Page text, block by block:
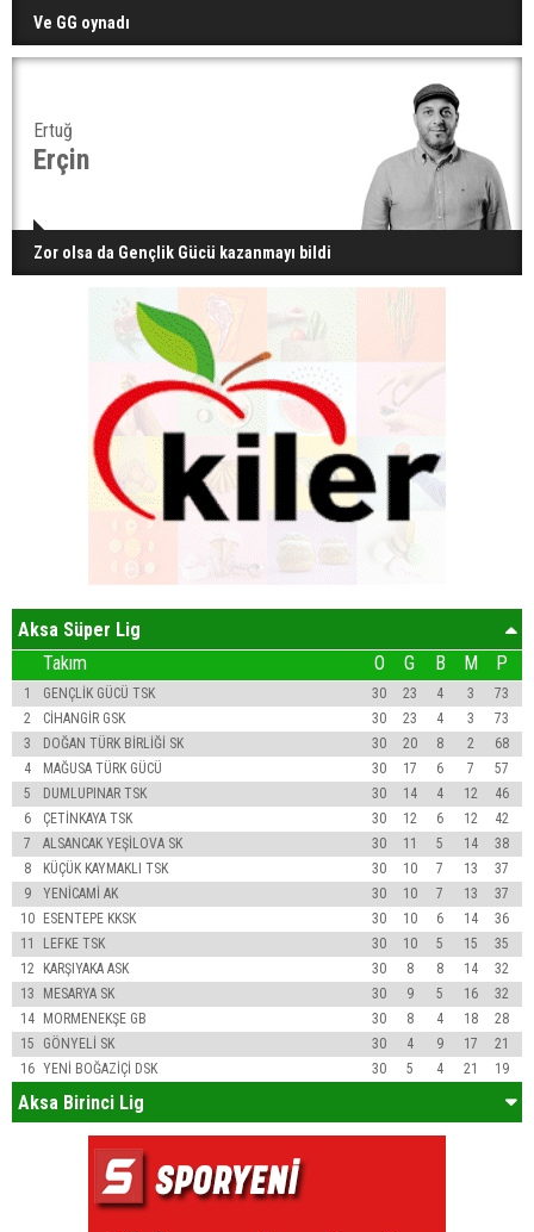
Ve GG oynadı
Ertuğ
Erçin
Zor olsa da Gençlik Gücü kazanmayı bildi
Aksa Süper Lig
Takım
O G B M P
1 GENÇLİK GÜCÜ TSK 30 23 4 3
73
2
CİHANGİR GSK 30 23 4 3
73
3
DOĞAN TÜRK BİRLİĞİ SK 30 20 8 2
68
4
MAĞUSA TÜRK GÜCÜ 30 17 6 7
57
5
DUMLUPINAR TSK 30 14 4 12
46
6
ÇETİNKAYA TSK 30 12 6 12
42
7
ALSANCAK YEŞİLOVA SK 30 11 5 14
38
8
KÜÇÜK KAYMAKLI TSK 30 10 7 13
37
9
YENİCAMİ AK 30 10 7 13
37
10 ESENTEPE KKSK 30 10 6 14
36
11
LEFKE TSK 30 10 5 15
35
12
KARŞIYAKA ASK 30 8 8 14
32
13
MESARYA SK 30 9 5 16
32
14 MORMENEKŞE GB 30 8 4 18
28
15
GÖNYELİ SK 30 4 9 17
21
16 YENİ BOĞAZİÇİ DSK 30 5 4 21 19
Aksa Birinci Lig